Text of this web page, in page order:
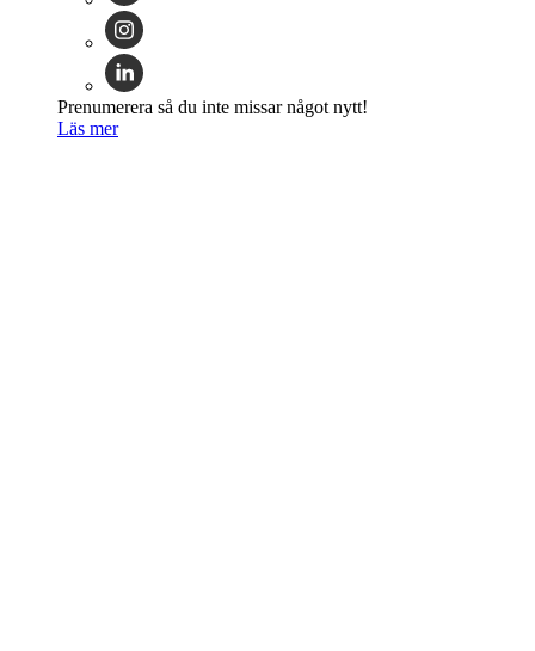
Prenumerera så du inte missar något nytt!
Läs mer